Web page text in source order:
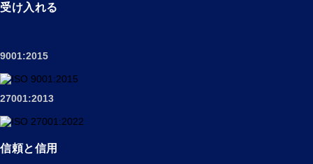
受け入れる
9001:2015
27001:2013
信頼と信用